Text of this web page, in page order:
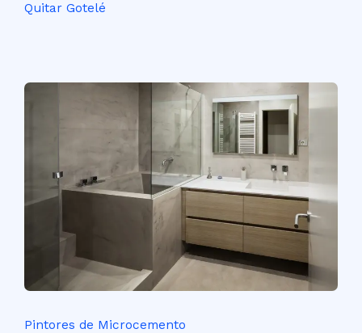
Quitar Gotelé
Pintores de Microcemento